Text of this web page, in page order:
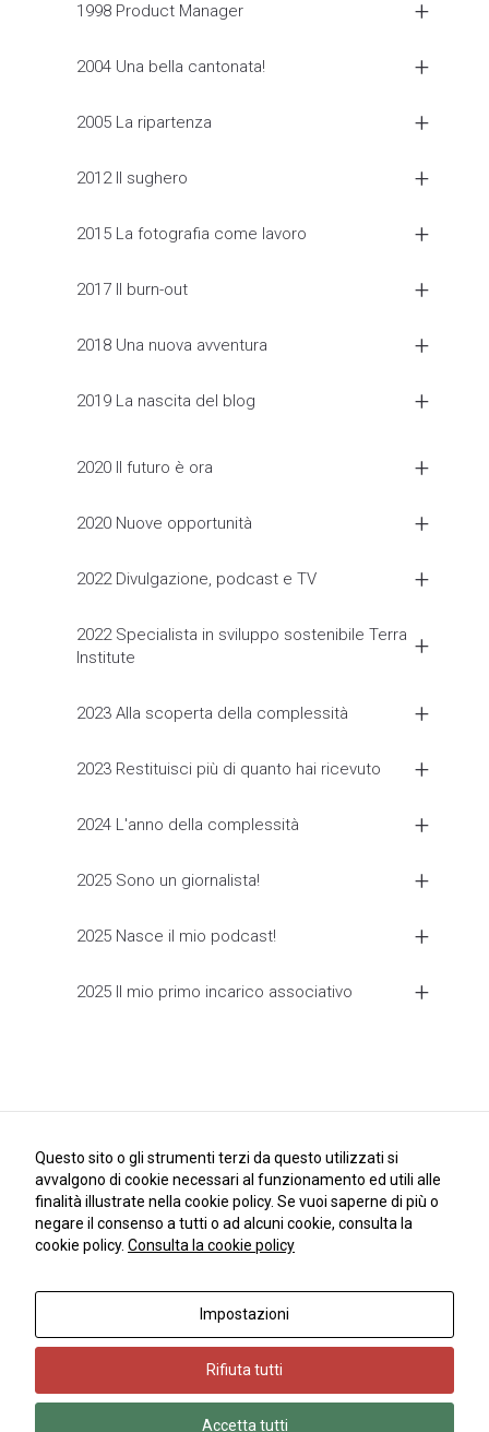
1998 Product Manager
2004 Una bella cantonata!
2005 La ripartenza
2012 Il sughero
2015 La fotografia come lavoro
2017 Il burn-out
2018 Una nuova avventura
2019 La nascita del blog
2020 Il futuro è ora
2020 Nuove opportunità
2022 Divulgazione, podcast e TV
2022 Specialista in sviluppo sostenibile Terra
Institute
2023 Alla scoperta della complessità
2023 Restituisci più di quanto hai ricevuto
2024 L'anno della complessità
2025 Sono un giornalista!
2025 Nasce il mio podcast!
2025 Il mio primo incarico associativo
Copyright 2018 | Andrea Dell'Orto | © All Rights Reserved | PIVA
10334690962
Questo sito o gli strumenti terzi da questo utilizzati si
avvalgono di cookie necessari al funzionamento ed utili alle
finalità illustrate nella cookie policy. Se vuoi saperne di più o
negare il consenso a tutti o ad alcuni cookie, consulta la
cookie policy. Consulta la cookie policy
Impostazioni
Rifiuta tutti
Accetta tutti